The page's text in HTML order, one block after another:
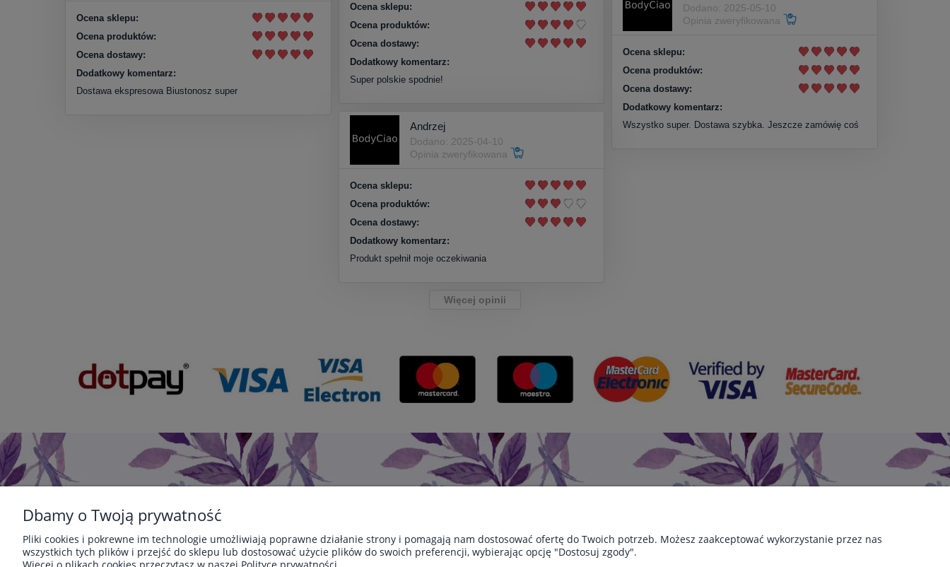
Ocena sklepu:
Ocena produktów:
Ocena dostawy:
Dodatkowy komentarz:
Super polskie spodnie!
Ocena sklepu:
Ocena produktów:
Ocena dostawy:
Dodatkowy komentarz:
Dostawa ekspresowa Biustonosz super
Dodano: 2025-05-10
Opinia zweryfikowana
Ocena sklepu:
Ocena produktów:
Ocena dostawy:
Dodatkowy komentarz:
Wszystko super. Dostawa szybka. Jeszcze zamówię coś
Andrzej
Dodano: 2025-04-10
Opinia zweryfikowana
Ocena sklepu:
Ocena produktów:
Ocena dostawy:
Dodatkowy komentarz:
Produkt spełnił moje oczekiwania
Więcej opinii
Dbamy o Twoją prywatność
Pliki cookies i pokrewne im technologie umożliwiają poprawne działanie strony i pomagają nam dostosować ofertę do Twoich potrzeb. Możesz zaakceptować wykorzystanie przez nas
wszystkich tych plików i przejść do sklepu lub dostosować użycie plików do swoich preferencji, wybierając opcję "Dostosuj zgody".